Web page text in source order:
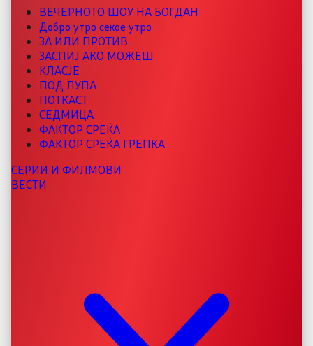
ВЕЧЕРНОТО ШОУ НА БОГДАН
Добро утро секое утро
ЗА ИЛИ ПРОТИВ
ЗАСПИЈ АКО МОЖЕШ
КЛАСЈЕ
ПОД ЛУПА
ПОТКАСТ
СЕДМИЦА
ФАКТОР СРЕЌА
ФАКТОР СРЕЌА ГРЕПКА
СЕРИИ И ФИЛМОВИ
ВЕСТИ